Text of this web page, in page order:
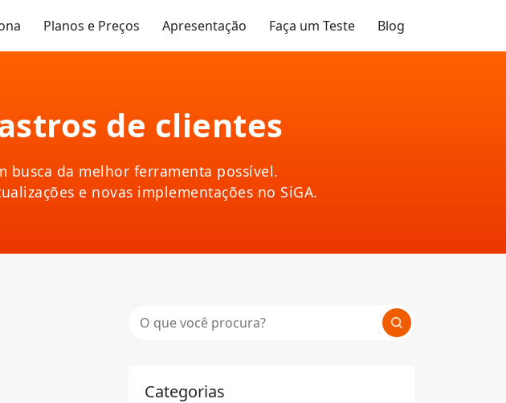
Planos e Preços Apresentação Faça um Teste Blog
de clientes
busca da melhor ferramenta possível.
e novas implementações no SiGA.
Categorias